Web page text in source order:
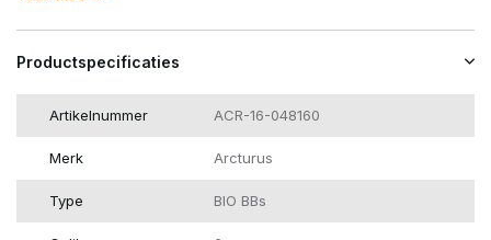
Productspecificaties
Artikelnummer ACR-16-048160
Merk Arcturus
Type BIO BBs